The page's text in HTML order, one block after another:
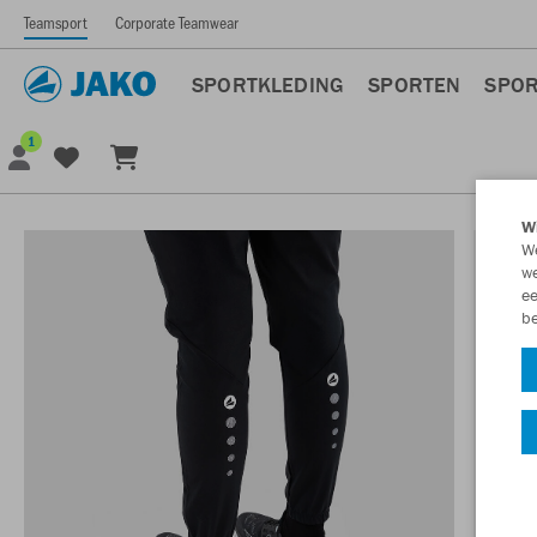
Teamsport Corporate Teamwear
SPORTKLEDING SPORTEN
1